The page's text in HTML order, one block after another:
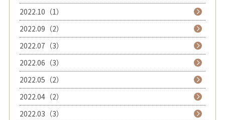
2022.10（1）
2022.09（2）
2022.07（3）
2022.06（3）
2022.05（2）
2022.04（2）
2022.03（3）